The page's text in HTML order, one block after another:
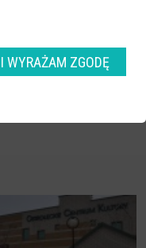
WYRAŻAM ZGODĘ